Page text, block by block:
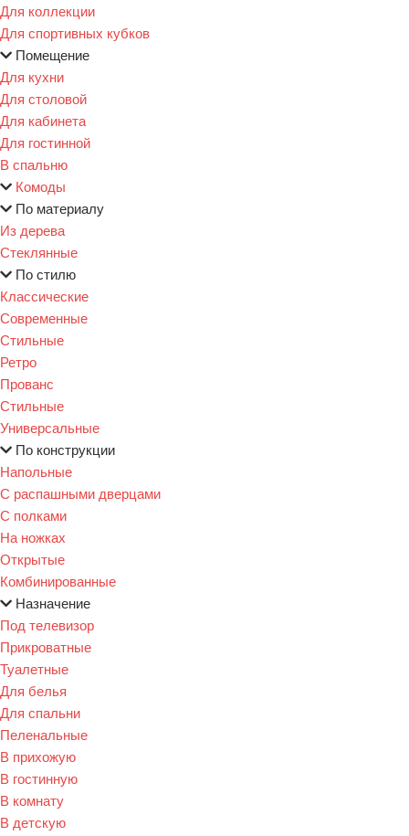
Для коллекции
Для спортивных кубков
Помещение
Для кухни
Для столовой
Для кабинета
Для гостинной
В спальню
Комоды
По материалу
Из дерева
Стеклянные
По стилю
Классические
Современные
Стильные
Ретро
Прованс
Стильные
Универсальные
По конструкции
Напольные
С распашными дверцами
С полками
На ножках
Открытые
Комбинированные
Назначение
Под телевизор
Прикроватные
Туалетные
Для белья
Для спальни
Пеленальные
В прихожую
В гостинную
В комнату
В детскую